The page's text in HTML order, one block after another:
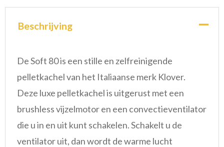
Beschrijving
De Soft 80 is een stille en zelfreinigende
pelletkachel van het Italiaanse merk Klover.
Deze luxe pelletkachel is uitgerust met een
brushless vijzelmotor en een convectieventilator
die u in en uit kunt schakelen. Schakelt u de
ventilator uit, dan wordt de warme lucht